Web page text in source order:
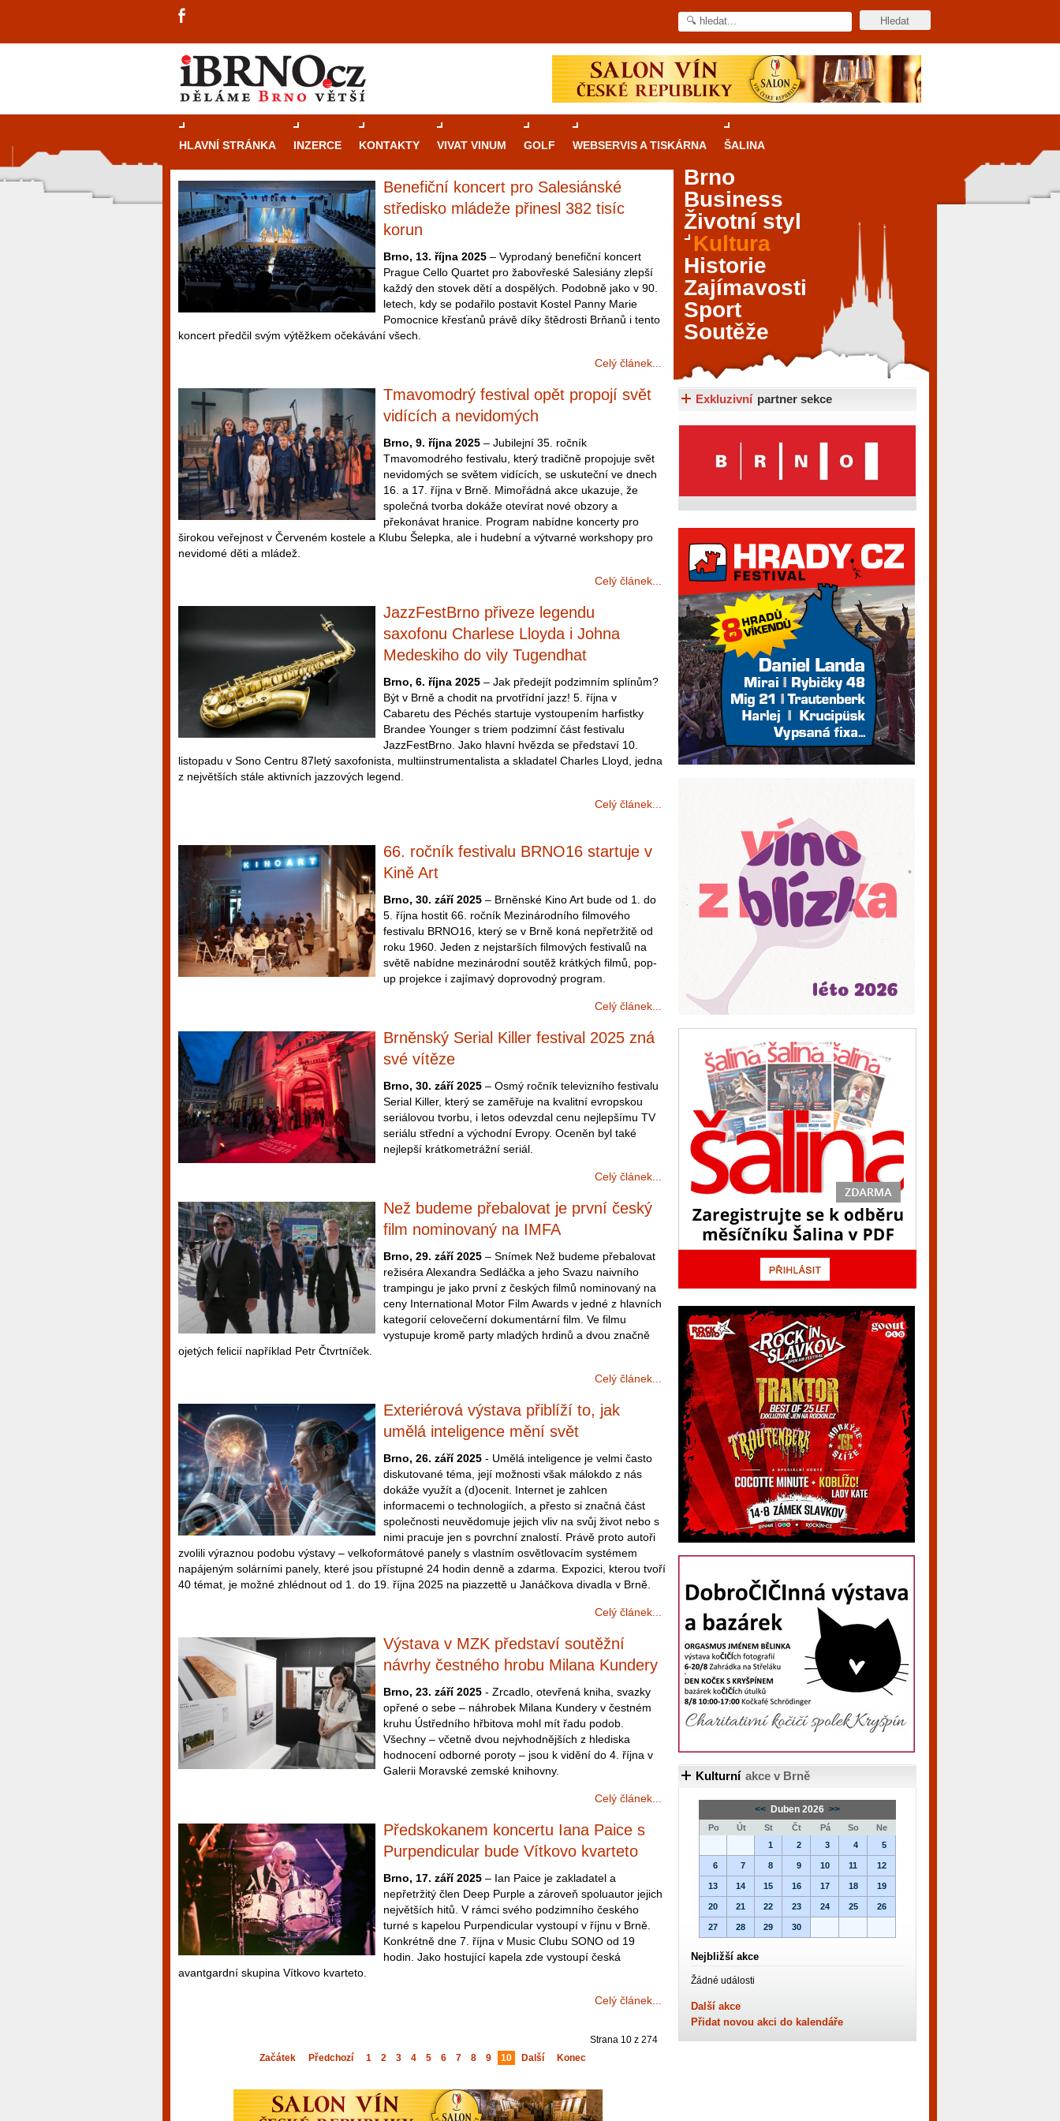
HLAVNÍ STRÁNKA INZERCE KONTAKTY VIVAT VINUM GOLF WEBSERVIS A TISKÁRNA ŠALINA
Benefiční koncert pro Salesiánské
středisko mládeže přinesl 382 tisíc
korun
Brno, 13. října 2025 – Vyprodaný benefiční koncert
Prague Cello Quartet pro žabovřeské Salesiány zlepší
každý den stovek dětí a dospělých. Podobně jako v 90.
letech, kdy se podařilo postavit Kostel Panny Marie
Pomocnice křesťanů právě díky štědrosti Brňanů i tento
koncert předčil svým výtěžkem očekávání všech.
Celý článek...
Tmavomodrý festival opět propojí svět
vidících a nevidomých
Brno, 9. října 2025 – Jubilejní 35. ročník
Tmavomodrého festivalu, který tradičně propojuje svět
nevidomých se světem vidících, se uskuteční ve dnech
16. a 17. října v Brně. Mimořádná akce ukazuje, že
společná tvorba dokáže otevírat nové obzory a
překonávat hranice. Program nabídne koncerty pro
širokou veřejnost v Červeném kostele a Klubu Šelepka, ale i hudební a výtvarné workshopy pro
nevidomé děti a mládež.
Celý článek...
JazzFestBrno přiveze legendu
saxofonu Charlese Lloyda i Johna
Medeskiho do vily Tugendhat
Brno, 6. října 2025 – Jak předejít podzimním splínům?
Být v Brně a chodit na prvotřídní jazz! 5. října v
Cabaretu des Péchés startuje vystoupením harfistky
Brandee Younger s triem podzimní část festivalu
JazzFestBrno. Jako hlavní hvězda se představí 10.
listopadu v Sono Centru 87letý saxofonista, multiinstrumentalista a skladatel Charles Lloyd, jedna
z největších stále aktivních jazzových legend.
Celý článek...
66. ročník festivalu BRNO16 startuje v
Kině Art
Brno, 30. září 2025 – Brněnské Kino Art bude od 1. do
5. října hostit 66. ročník Mezinárodního filmového
festivalu BRNO16, který se v Brně koná nepřetržitě od
roku 1960. Jeden z nejstarších filmových festivalů na
světě nabídne mezinárodní soutěž krátkých filmů, pop-
up projekce i zajímavý doprovodný program.
Celý článek...
Brněnský Serial Killer festival 2025 zná
své vítěze
Brno, 30. září 2025 – Osmý ročník televizního festivalu
Serial Killer, který se zaměřuje na kvalitní evropskou
seriálovou tvorbu, i letos odevzdal cenu nejlepšímu TV
seriálu střední a východní Evropy. Oceněn byl také
nejlepší krátkometrážní seriál.
Celý článek...
Než budeme přebalovat je první český
film nominovaný na IMFA
Brno, 29. září 2025 – Snímek Než budeme přebalovat
režiséra Alexandra Sedláčka a jeho Svazu naivního
trampingu je jako první z českých filmů nominovaný na
ceny International Motor Film Awards v jedné z hlavních
kategorií celovečerní dokumentární film. Ve filmu
vystupuje kromě party mladých hrdinů a dvou značně
ojetých felicií například Petr Čtvrtníček.
Celý článek...
Exteriérová výstava přiblíží to, jak
umělá inteligence mění svět
Brno, 26. září 2025 - Umělá inteligence je velmi často
diskutované téma, její možnosti však málokdo z nás
dokáže využít a (d)ocenit. Internet je zahlcen
informacemi o technologiích, a přesto si značná část
společnosti neuvědomuje jejich vliv na svůj život nebo s
nimi pracuje jen s povrchní znalostí. Právě proto autoři
zvolili výraznou podobu výstavy – velkoformátové panely s vlastním osvětlovacím systémem
napájeným solárními panely, které jsou přístupné 24 hodin denně a zdarma. Expozici, kterou tvoří
40 témat, je možné zhlédnout od 1. do 19. října 2025 na piazzettě u Janáčkova divadla v Brně.
Celý článek...
Výstava v MZK představí soutěžní
návrhy čestného hrobu Milana Kundery
Brno, 23. září 2025 - Zrcadlo, otevřená kniha, svazky
opřené o sebe – náhrobek Milana Kundery v čestném
kruhu Ústředního hřbitova mohl mít řadu podob.
Všechny – včetně dvou nejvhodnějších z hlediska
hodnocení odborné poroty – jsou k vidění do 4. října v
Galerii Moravské zemské knihovny.
Celý článek...
Předskokanem koncertu Iana Paice s
Purpendicular bude Vítkovo kvarteto
Brno, 17. září 2025 – Ian Paice je zakladatel a
nepřetržitý člen Deep Purple a zároveň spoluautor jejich
největších hitů. V rámci svého podzimního českého
turné s kapelou Purpendicular vystoupí v říjnu v Brně.
Konkrétně dne 7. října v Music Clubu SONO od 19
hodin. Jako hostující kapela zde vystoupí česká
avantgardní skupina Vítkovo kvarteto.
Celý článek...
Strana 10 z 274
Začátek
Předchozí 1 2 3 4 5 6 7 8 9 10 Další Konec
Průvodce
kasinovými hrami v Brně: Od
rulety po video automaty
Brno je městem známým pro zajímavé památky, skvělé
restaurace, divadla a univerzity. Mimo jiné je ale také
místem, kde si můžete legálně a bezpečně vyzkoušet
různé kasinové hry. V neustále kvetoucí moravské
metropoli naleznete širokou nabídku her od klasické
rulety až po moderní automaty jak pro pravidelné
Celý článek...
Brno
Business
Životní styl
Kultura
Historie
Zajímavosti
Sport
Soutěže
Exkluzivní partner sekce
Kulturní akce v Brně
<< Duben 2026 >>
Po Út St Čt Pá So
Ne
1
2 3 4 5
6 7 8 9 10 11 12
13 14 15 16 17 18 19
20 21 22 23 24 25 26
27 28 29 30
Nejbližší akce
Žádné události
Další akce
Přidat novou akci do kalendáře